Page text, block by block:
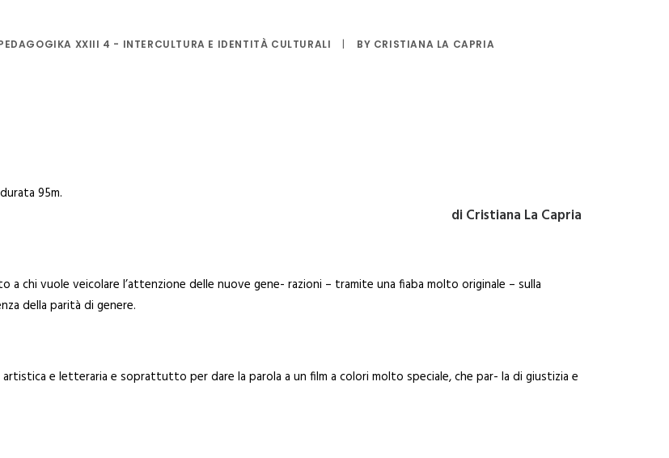
XXIII 4 - INTERCULTURA E IDENTITÀ CULTURALI | BY CRISTIANA LA CAPRIA
95m.
di Cristiana La Capria
vuole veicolare l’attenzione delle nuove gene- razioni – tramite una fiaba molto originale – sulla
della parità di genere.
e letteraria e soprattutto per dare la parola a un film a colori molto speciale, che par- la di giustizia e